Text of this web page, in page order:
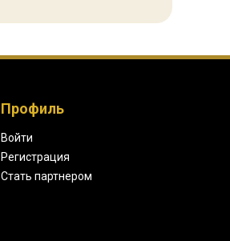
Профиль
Войти
Регистрация
Стать партнером